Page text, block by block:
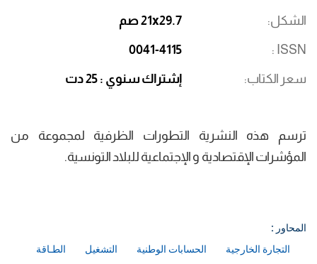
الشكل 21x29.7 صم
ISSN
0041-4115
سعر الكتاب إشتراك سنوي : 25 دت
ترسم هذه النشرية التطورات الظرفية لمجموعة من
المؤشرات الإقتصادية و الإجتماعية للبلاد التونسية.
المحاور :
التجارة الخارجية
الحسابات الوطنية التشغيل
الطـاقة